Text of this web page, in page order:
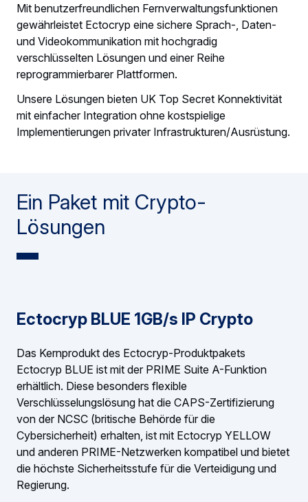
Mit benutzerfreundlichen Fernverwaltungsfunktionen
gewährleistet Ectocryp eine sichere Sprach-, Daten-
und Videokommunikation mit hochgradig
verschlüsselten Lösungen und einer Reihe
reprogrammierbarer Plattformen.
Unsere Lösungen bieten UK Top Secret Konnektivität
mit einfacher Integration ohne kostspielige
Implementierungen privater Infrastrukturen/Ausrüstung.
Ein Paket mit Crypto-
Lösungen
Ectocryp BLUE 1GB/s IP Crypto
Das Kernprodukt des Ectocryp-Produktpakets
Ectocryp BLUE ist mit der PRIME Suite A-Funktion
erhältlich. Diese besonders flexible
Verschlüsselungslösung hat die CAPS-Zertifizierung
von der NCSC (britische Behörde für die
Cybersicherheit) erhalten, ist mit Ectocryp YELLOW
und anderen PRIME-Netzwerken kompatibel und bietet
die höchste Sicherheitsstufe für die Verteidigung und
Regierung.